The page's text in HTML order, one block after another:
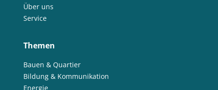
Über uns
Service
Themen
Bauen & Quartier
Bildung & Kommunikation
Energie